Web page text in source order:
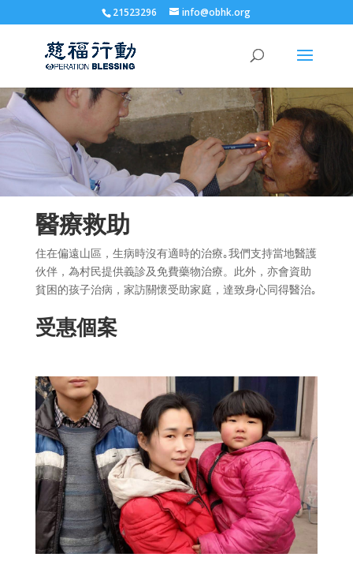
21523296 info@obhk.org
醫療救助
住在偏遠山區，生病時沒有適時的治療｡我們支持當地醫護
伙伴，為村民提供義診及免費藥物治療。此外，亦會資助
貧困的孩子治病，家訪關懷受助家庭，達致身心同得醫治｡
受惠個案